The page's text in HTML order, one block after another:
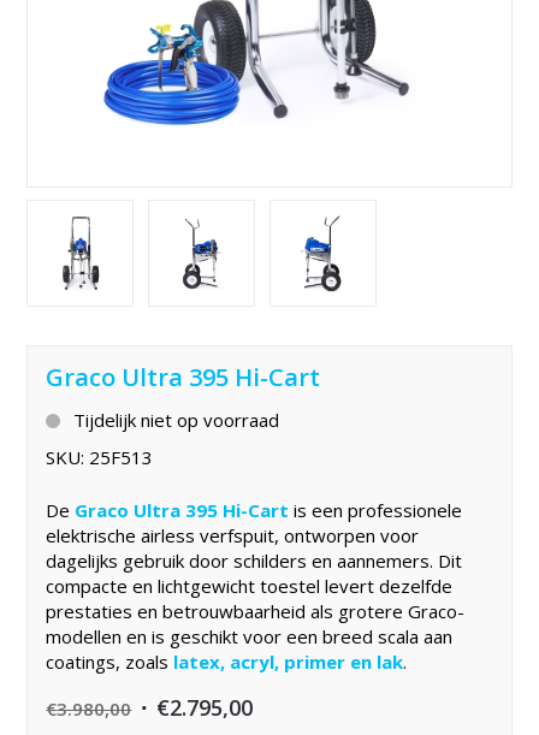
Graco Ultra 395 Hi-Cart
Tijdelijk niet op voorraad
SKU: 25F513
De Graco Ultra 395 Hi-Cart is een professionele
elektrische airless verfspuit, ontworpen voor
dagelijks gebruik door schilders en aannemers. Dit
compacte en lichtgewicht toestel levert dezelfde
prestaties en betrouwbaarheid als grotere Graco-
modellen en is geschikt voor een breed scala aan
coatings, zoals latex, acryl, primer en lak.
€3.980,00 Original
€2.795,00Current